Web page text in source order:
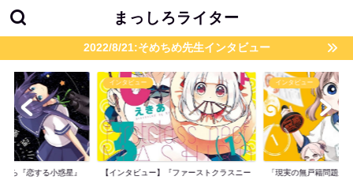
まっしろライター
2022/8/21:そめちめ先生インタビュー
ら『恋する小惑星』
インタビュー
【インタビュー】『ファーストクラスニー
インタビュー
「現実の無戸籍問題が